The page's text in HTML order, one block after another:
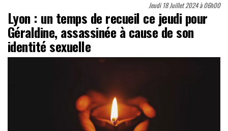
Jeudi 18 Juillet 2024 à 06h00
Lyon : un temps de recueil ce jeudi pour
Géraldine, assassinée à cause de son
identité sexuelle